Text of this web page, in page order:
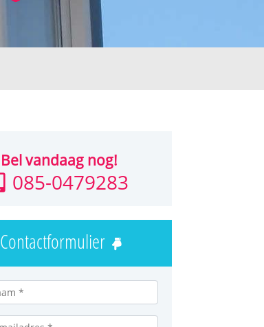
Bel vandaag nog!
085-0479283
Contactformulier